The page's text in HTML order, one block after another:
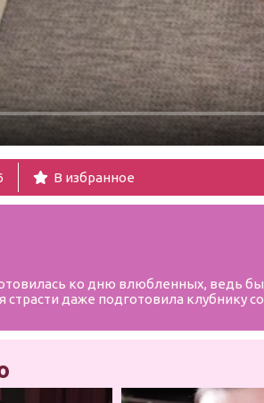
В избранное
ко дню влюбленных, ведь
страсти даже подготовила